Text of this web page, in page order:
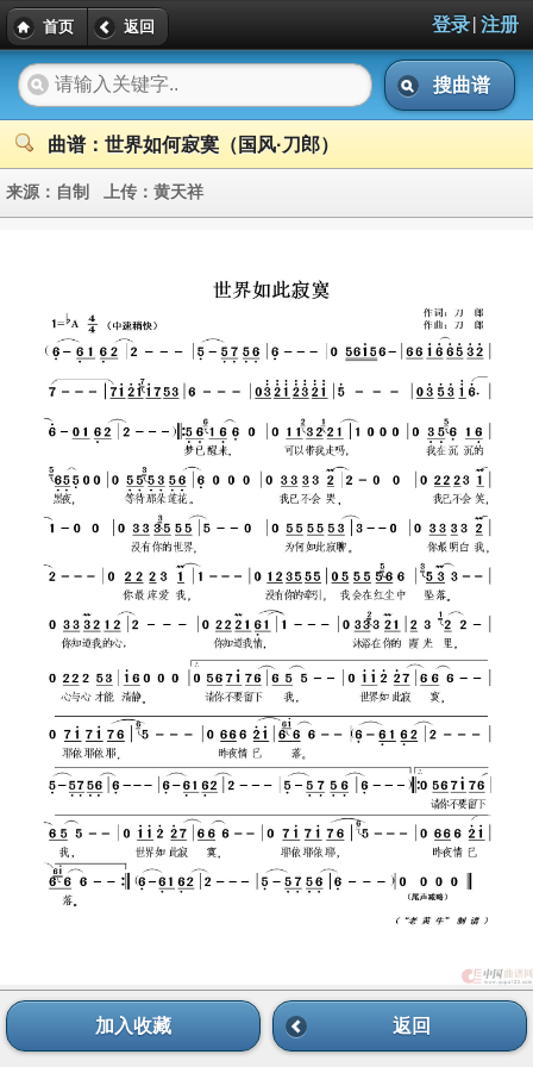
首页 返回 登录| 注册
搜曲谱
曲谱：世界如何寂寞（国风·刀郎）
来源： 自制 上传： 黄天祥
加入收藏 返回